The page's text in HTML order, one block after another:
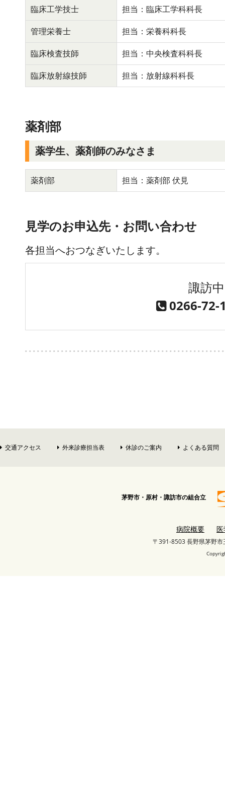
臨床工学技士
担当：臨床工学科科長
管理栄養士
担当：栄養科科長
臨床検査技師
担当：中央検査科科長
臨床放射線技師
担当：放射線科科長
薬剤部
薬学生、薬剤師のみなさま
薬剤部 担当：薬剤部 伏見
見学のお申込先・お問い合わせ
各担当へおつなぎいたします。
諏訪
 0266-72-
交通アクセス 外来診療担当表 休診のご案内 よくある質問
茅野市・原村・諏訪市の組合立
病院概要
〒391-8503 長野県茅野